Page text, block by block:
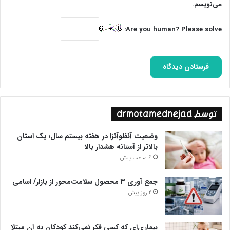
می‌نویسم.
Are you human? Please solve:
توسط drmotamednejad
وضعیت آنفلوآنزا در هفته بیستم سال؛ یک استان
بالاتر از آستانه هشدار بالا
6 ساعت پیش
جمع آوری ۳ محصول سلامت‌محور از بازار/ اسامی
2 روز پیش
بیماری‌ای که کسی فکر نمی‌کند کودکان به آن مبتلا